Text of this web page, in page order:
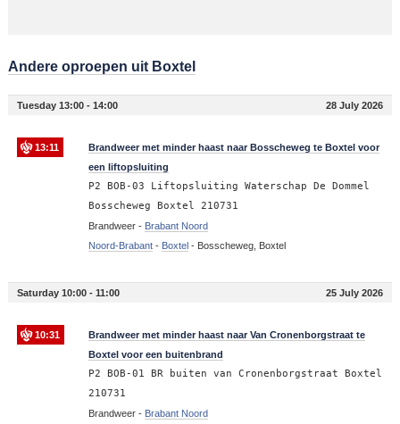
Andere oproepen uit Boxtel
Tuesday 13:00 - 14:00 28 July 2026
13:11
Brandweer met minder haast naar Bosscheweg te Boxtel voor
een liftopsluiting
P2 BOB-03 Liftopsluiting Waterschap De Dommel
Bosscheweg Boxtel 210731
Brandweer - Brabant Noord
Noord-Brabant- Boxtel- Bosscheweg, Boxtel
Saturday 10:00 - 11:00 25 July 2026
10:31
Brandweer met minder haast naar Van Cronenborgstraat te
Boxtel voor een buitenbrand
P2 BOB-01 BR buiten van Cronenborgstraat Boxtel
210731
Brandweer - Brabant Noord